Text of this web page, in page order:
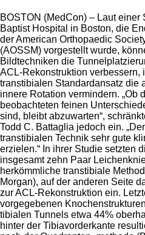
BOSTON (MedCon) – Laut einer
Baptist Hospital in Boston, die
der American Orthopaedic
(AOSSM) vorgestellt wurde,
Bildtechniken die
ACL-Rekonstruktion verbessern,
transtibialen Standardansatz die
innere Rotation vermindern. „Ob
beobachteten feinen
sind, bleibt abzuwarten“,
Todd C. Battaglia jedoch ein.
transtibialen Technik sehr gute
erzielen.“ In ihrer Studie setzten
insgesamt zehn Paar
herkömmliche transtibiale
Morgan), auf der anderen Seite
zur ACL-Rekonstruktion ein.
vorgegebenen
tibialen Tunnels etwa 44%
hinter der Tibiavorderkante